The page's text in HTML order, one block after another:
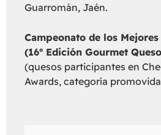
Guarromán, Jaén.
Campeonato de los Mejores
(16º Edición Gourmet
(quesos participantes en
Awards, categoría